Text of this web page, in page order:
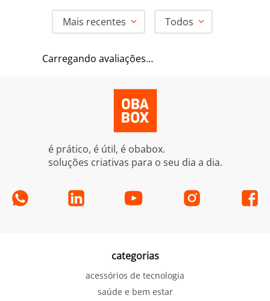
Mais recentes Todos
Carregando avaliações…
é prático, é útil, é obabox.
soluções criativas para o seu dia a dia.
categorias
acessórios de tecnologia
saúde e bem estar